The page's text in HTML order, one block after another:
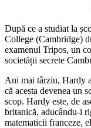
După ce a studiat la
College (Cambridge)
examenul Tripos, un
societății secrete
Ani mai târziu, Hardy
că acesta devenea un
scop. Hardy este, de
britanică, aducându-i
matematicii franceze,